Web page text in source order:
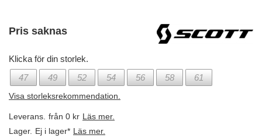
Pris saknas
Klicka för din storlek.
47
49 52 54 56 58 61
Visa storleksrekommendation.
Leverans. från 0 kr Läs mer.
Lager. Ej i lager* Läs mer.